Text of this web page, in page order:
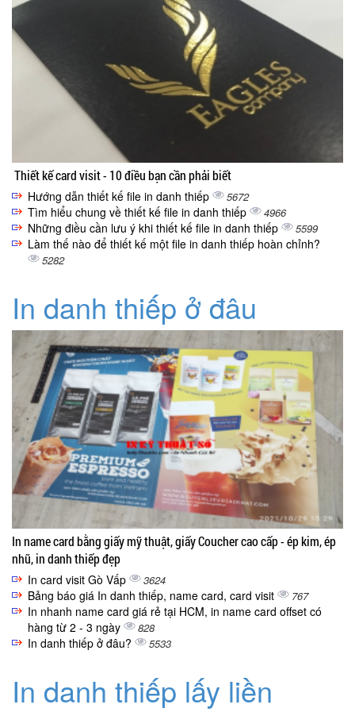
Thiết kế card visit - 10 điều bạn cần phải biết
Hướng dẫn thiết kế file in danh thiếp 5672
Tìm hiểu chung về thiết kế file in danh thiếp 4966
Những điều cần lưu ý khi thiết kế file in danh thiếp 5599
Làm thế nào để thiết kế một file in danh thiếp hoàn chỉnh?
5282
In danh thiếp ở đâu
In name card bằng giấy mỹ thuật, giấy Coucher cao cấp - ép kim, ép
nhũ, in danh thiếp đẹp
In card visit Gò Vấp 3624
Bảng báo giá In danh thiếp, name card, card visit 767
In nhanh name card giá rẻ tại HCM, in name card offset có
hàng từ 2 - 3 ngày
828
In danh thiếp ở đâu? 5533
In danh thiếp lấy liền